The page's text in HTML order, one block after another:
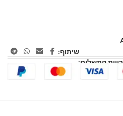
שיתוף:
התשלום: